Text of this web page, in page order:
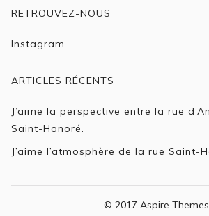
RETROUVEZ-NOUS
Instagram
ARTICLES RÉCENTS
J’aime la perspective entre la rue
Saint-Honoré.
J’aime l’atmosphère de la rue Saint-
© 2017 Aspire Themes